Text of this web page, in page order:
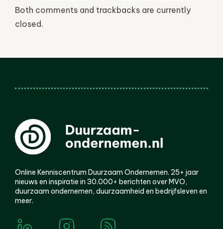
Both comments and trackbacks are currently
closed.
Online Kenniscentrum Duurzaam Ondernemen. 25+ jaar
nieuws en inspiratie in 30.000+ berichten over MVO,
duurzaam ondernemen, duurzaamheid en bedrijfsleven en
meer.